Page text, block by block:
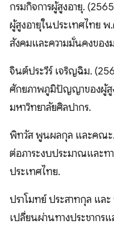
กรมกิจการผู้สูงอายุ.
ผู้สูงอายุในประเทศไทย
สังคมและความมั่นคงขอ
จินต์ประวีร์ เจริญฉิม.
ศักยภาพภูมิปัญญาของผู้สู
มหาวิทยาลัยศิลปากร.
พิทวัส พูนผลกุล และคณะ.
ต่อภาระงบประมาณและท
ประเทศไทย.
ปราโมทย์ ประสาทกุล แล
เปลี่ยนผ่านทางประชากร